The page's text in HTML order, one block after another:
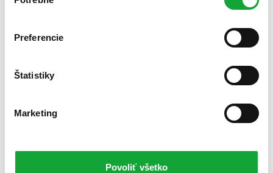
Preferencie
Štatistiky
Marketing
Povoliť všetko